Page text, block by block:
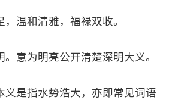
，温和清雅，福禄双收。
。意为明亮公开清楚深明大义。
义是指水势浩大，亦即常见词语